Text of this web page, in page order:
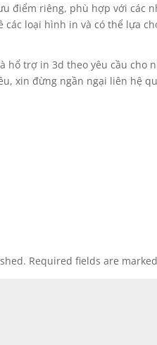
điểm riêng, phù hợp với các
các loại hình in và có thể lựa
hổ trợ in 3d theo yêu cầu cho
xin đừng ngần ngại liên hệ
Required fields are marked